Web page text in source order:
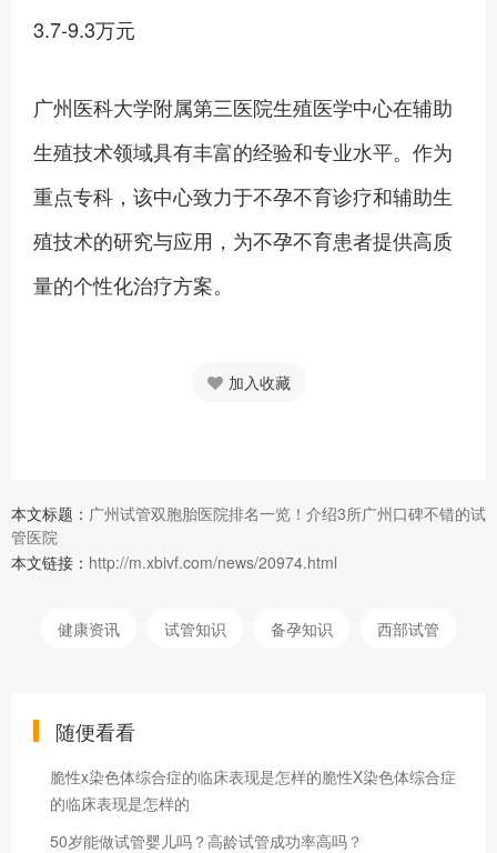
3.7-9.3万元
广州医科大学附属第三医院生殖医学中心在辅助
生殖技术领域具有丰富的经验和专业水平。作为
重点专科，该中心致力于不孕不育诊疗和辅助生
殖技术的研究与应用，为不孕不育患者提供高质
量的个性化治疗方案。
加入收藏
本文标题： 广州试管双胞胎医院排名一览！介绍3所广州口碑不错的试
管医院
本文链接： http://m.xbivf.com/news/20974.html
健康资讯 试管知识 备孕知识 西部试管
随便看看
脆性x染色体综合症的临床表现是怎样的脆性X染色体综合症
的临床表现是怎样的
50岁能做试管婴儿吗？高龄试管成功率高吗？